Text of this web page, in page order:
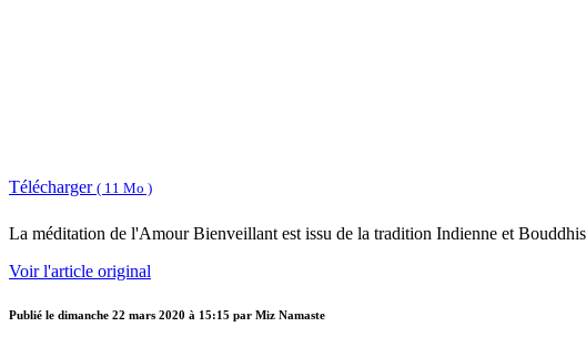
Télécharger ( 11 Mo )
La méditation de l'Amour Bienveillant est issu de la tradition Indienne et
Voir l'article original
Publié le dimanche 22 mars 2020 à 15:15 par Miz Namaste